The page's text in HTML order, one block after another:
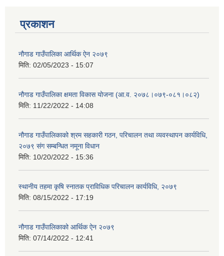
प्रकाशन
नौगाड गाउँपालिका आर्थिक ऐन २०७९
मिति: 02/05/2023 - 15:07
नौगाड गाउँपालिका क्षमता विकास योजना (आ.व. २०७८।०७९-०८१।०८२)
मिति: 11/22/2022 - 14:08
नौगाड गाउँपालिकाको श्रम सहकारी गठन, परिचालन तथा व्यवस्थापन कार्यविधि,
२०७९ संग सम्बन्धित नमूना विधान
मिति: 10/20/2022 - 15:36
स्थानीय तहमा कृषि स्नातक प्राविधिक परिचालन कार्यविधि, २०७९
मिति: 08/15/2022 - 17:19
नौगाड गाउँपालिकाको आर्थिक ऐन २०७९
मिति: 07/14/2022 - 12:41